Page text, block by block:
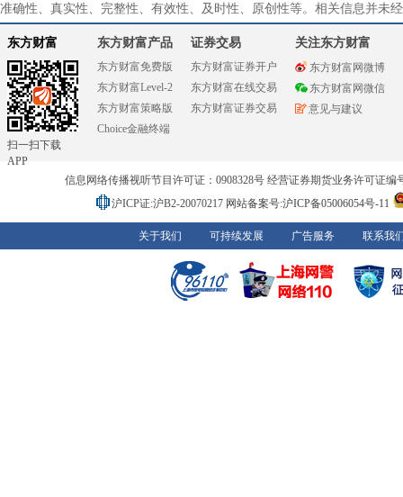
准确性、真实性、完整性、有效性、及时性、原创性等。相关信息并未
东方财富
扫一扫下载
APP
东方财富产品
东方财富免费版
东方财富Level-2
东方财富策略版
Choice金融终端
证券交易
东方财富证券开户
东方财富在线交易
东方财富证券交易
关注东方财富
东方财富网微博
东方财富网微信
意见与建议
信息网络传播视听节目许可证：0908328号 经营证券期货业务许可证编
沪ICP证:沪B2-20070217 网站备案号:沪ICP备05006054号-11
关于我们 可持续发展 广告服务 联系我